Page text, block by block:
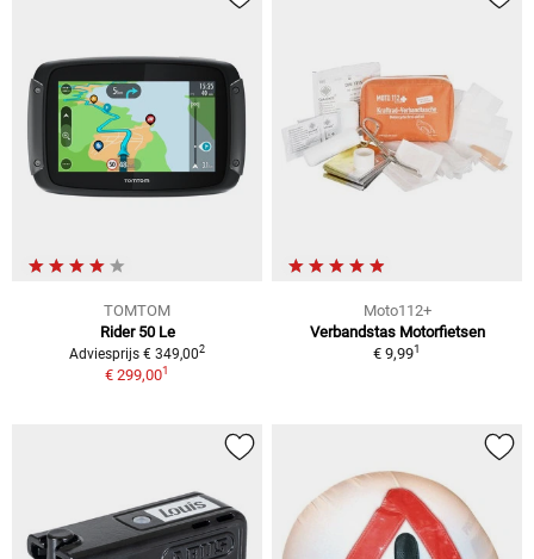
TOMTOM
Rider 50 Le
Adviesprijs € 349,002
€ 299,001
Moto112+
Verbandstas Motorfietsen
€ 9,991